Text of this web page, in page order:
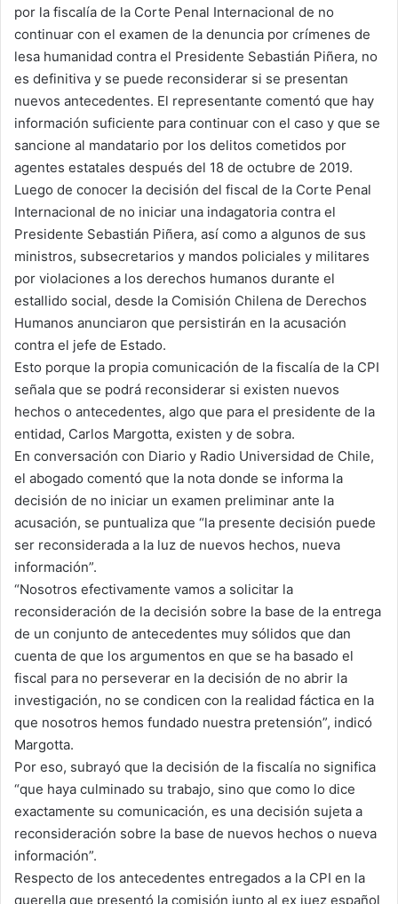
por la fiscalía de la Corte Penal Internacional de no
continuar con el examen de la denuncia por crímenes de
lesa humanidad contra el Presidente Sebastián Piñera, no
es definitiva y se puede reconsiderar si se presentan
nuevos antecedentes. El representante comentó que hay
información suficiente para continuar con el caso y que se
sancione al mandatario por los delitos cometidos por
agentes estatales después del 18 de octubre de 2019.
Luego de conocer la decisión del fiscal de la Corte Penal
Internacional de no iniciar una indagatoria contra el
Presidente Sebastián Piñera, así como a algunos de sus
ministros, subsecretarios y mandos policiales y militares
por violaciones a los derechos humanos durante el
estallido social, desde la Comisión Chilena de Derechos
Humanos anunciaron que persistirán en la acusación
contra el jefe de Estado.
Esto porque la propia comunicación de la fiscalía de la CPI
señala que se podrá reconsiderar si existen nuevos
hechos o antecedentes, algo que para el presidente de la
entidad, Carlos Margotta, existen y de sobra.
En conversación con Diario y Radio Universidad de Chile,
el abogado comentó que la nota donde se informa la
decisión de no iniciar un examen preliminar ante la
acusación, se puntualiza que “la presente decisión puede
ser reconsiderada a la luz de nuevos hechos, nueva
información”.
“Nosotros efectivamente vamos a solicitar la
reconsideración de la decisión sobre la base de la entrega
de un conjunto de antecedentes muy sólidos que dan
cuenta de que los argumentos en que se ha basado el
fiscal para no perseverar en la decisión de no abrir la
investigación, no se condicen con la realidad fáctica en la
que nosotros hemos fundado nuestra pretensión”, indicó
Margotta.
Por eso, subrayó que la decisión de la fiscalía no significa
“que haya culminado su trabajo, sino que como lo dice
exactamente su comunicación, es una decisión sujeta a
reconsideración sobre la base de nuevos hechos o nueva
información”.
Respecto de los antecedentes entregados a la CPI en la
querella que presentó la comisión junto al ex juez español